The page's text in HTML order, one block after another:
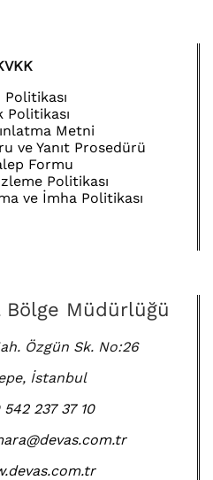
Politikası
Politikası
Metni
ve Yanıt Prosedürü
Formu
Politikası
ve İmha Politikası
Müdürlüğü
Özgün Sk. No:26
İstanbul
542 237 37 10